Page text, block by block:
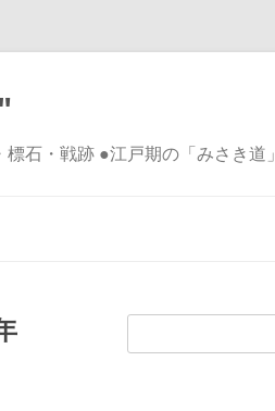
石・戦跡 ●江戸期の「みさき道」
索: